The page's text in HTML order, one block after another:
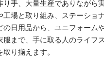
り手、大量生産でありながら
工場と取り組み、ステーショ
の日用品から、ユニフォーム
服まで、手に取る人のライフ
り揃えます。